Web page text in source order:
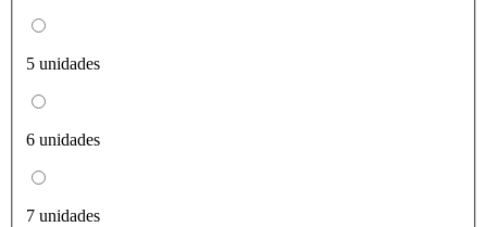
5 unidades
6 unidades
7 unidades